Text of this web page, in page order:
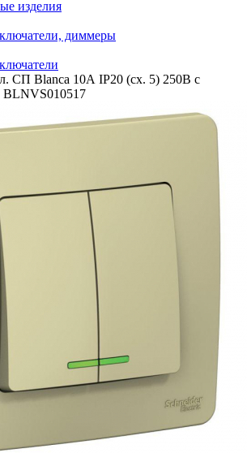
изделия
диммеры
СП Blanca 10А IP20 (сх. 5) 250В с
BLNVS010517